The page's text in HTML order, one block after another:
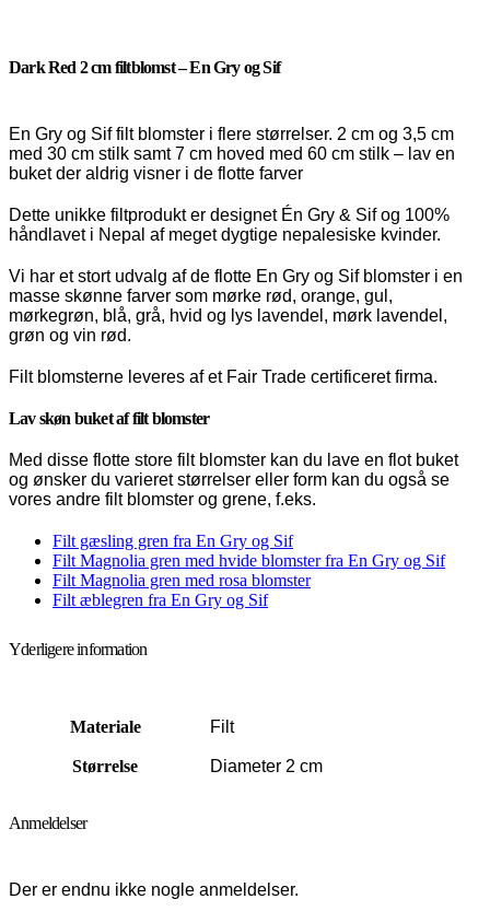
Dark Red 2 cm filtblomst – En Gry og Sif
En Gry og Sif filt blomster i flere størrelser. 2 cm og 3,5 cm
med 30 cm stilk samt 7 cm hoved med 60 cm stilk – lav en
buket der aldrig visner i de flotte farver
Dette unikke filtprodukt er designet Én Gry & Sif og 100%
håndlavet i Nepal af meget dygtige nepalesiske kvinder.
Vi har et stort udvalg af de flotte En Gry og Sif blomster i en
masse skønne farver som mørke rød, orange, gul,
mørkegrøn, blå, grå, hvid og lys lavendel, mørk lavendel,
grøn og vin rød.
Filt blomsterne leveres af et Fair Trade certificeret firma.
Lav skøn buket af filt blomster
Med disse flotte store filt blomster kan du lave en flot buket
og ønsker du varieret størrelser eller form kan du også se
vores andre filt blomster og grene, f.eks.
Filt gæsling gren fra En Gry og Sif
Filt Magnolia gren med hvide blomster fra En Gry og Sif
Filt Magnolia gren med rosa blomster
Filt æblegren fra En Gry og Sif
Yderligere information
Materiale Filt
Størrelse Diameter 2 cm
Anmeldelser
Der er endnu ikke nogle anmeldelser.